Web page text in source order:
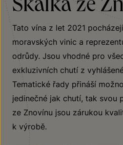
Tato vína z let 2021
moravských vinic a
odrůdy. Jsou vhodné pro
exkluzivních chutí z
Tematické řady přináší
jedinečné jak chutí, tak svou
ze Znovínu jsou zárukou
k výrobě.